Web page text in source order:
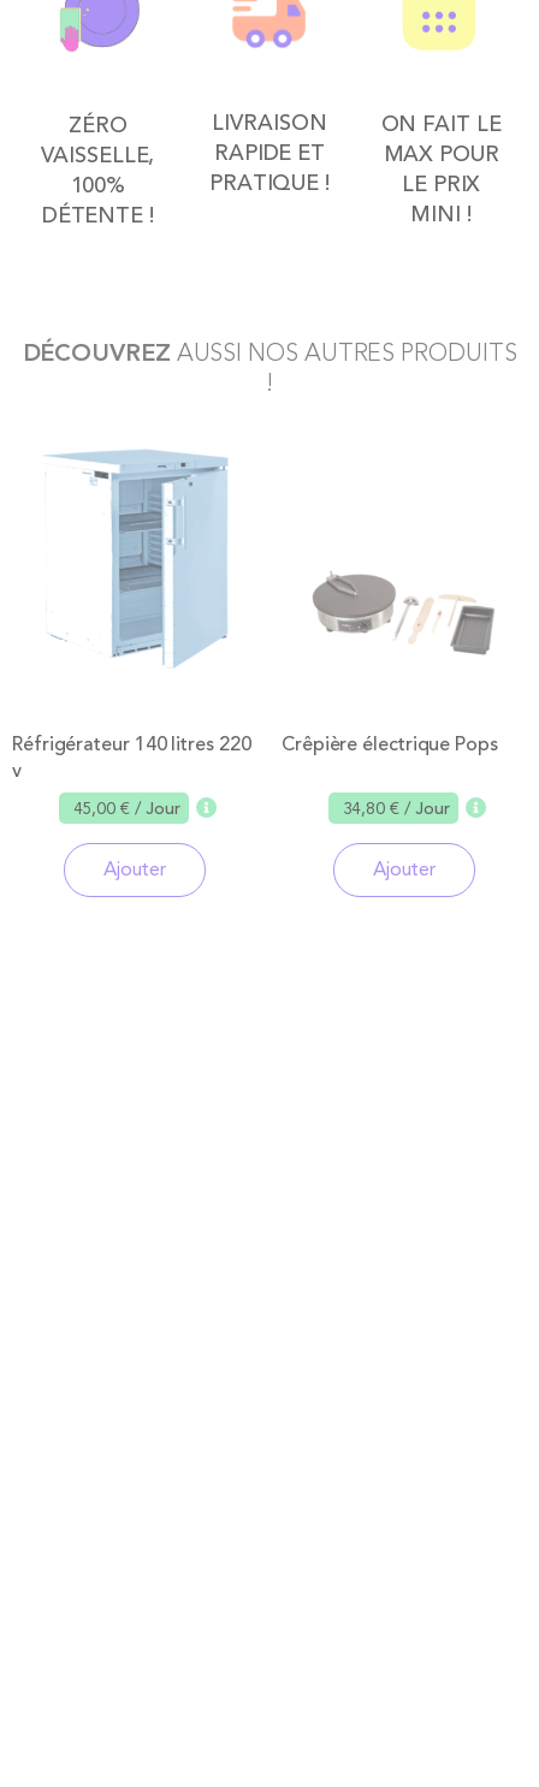
ZÉRO
VAISSELLE,
100%
DÉTENTE !
LIVRAISON
RAPIDE ET
PRATIQUE !
ON FAIT LE
MAX POUR
LE PRIX
MINI !
DÉCOUVREZAUSSI NOS AUTRES PRODUITS
!
Réfrigérateur 140 litres 220
v
45,00 €/ Jour
Ajouter
Crêpière électrique Pops
34,80 €/ Jour
Ajouter